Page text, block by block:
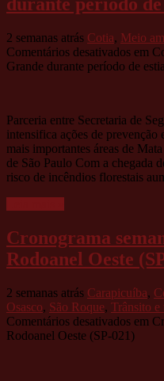
durante período
2 semanas atrás Cotia, Meio
Comentários desativados em
Grande durante período de
Parceria entre Secretaria de
intensifica ações de prevenção
mais importantes áreas de
de São Paulo Com a chegada
risco de incêndios florestais
Cronograma
Rodoanel Oeste
2 semanas atrás Carapicuíba,
Osasco, São Roque, Trânsito e
Comentários desativados em
Rodoanel Oeste (SP-021)